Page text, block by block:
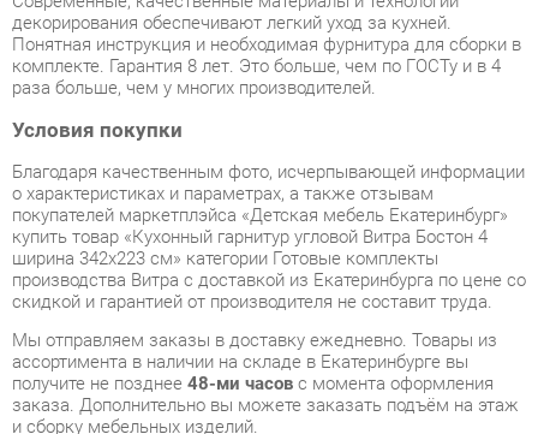
Условия покупки
Благодаря качественным фото, исчерпывающей информации
о характеристиках и параметрах, а также отзывам
покупателей маркетплэйса «Детская мебель Екатеринбург»
купить товар «Кухонный гарнитур угловой Витра Бостон 4
ширина 342х223 см» категории Готовые комплекты
производства Витра с доставкой из Екатеринбурга по цене со
скидкой и гарантией от производителя не составит труда.
Мы отправляем заказы в доставку ежедневно. Товары из
ассортимента в наличии на складе в Екатеринбурге вы
получите не позднее 48-ми часовс момента оформления
заказа. Дополнительно вы можете заказать подъём на этаж
Срок доставки в другие регионы, и для товаров, находящихся
на складах производителей, рассчитывается индивидуально.
Уточнить наличие, срок и стоимость доставки вы можете
через формуобратной связи.